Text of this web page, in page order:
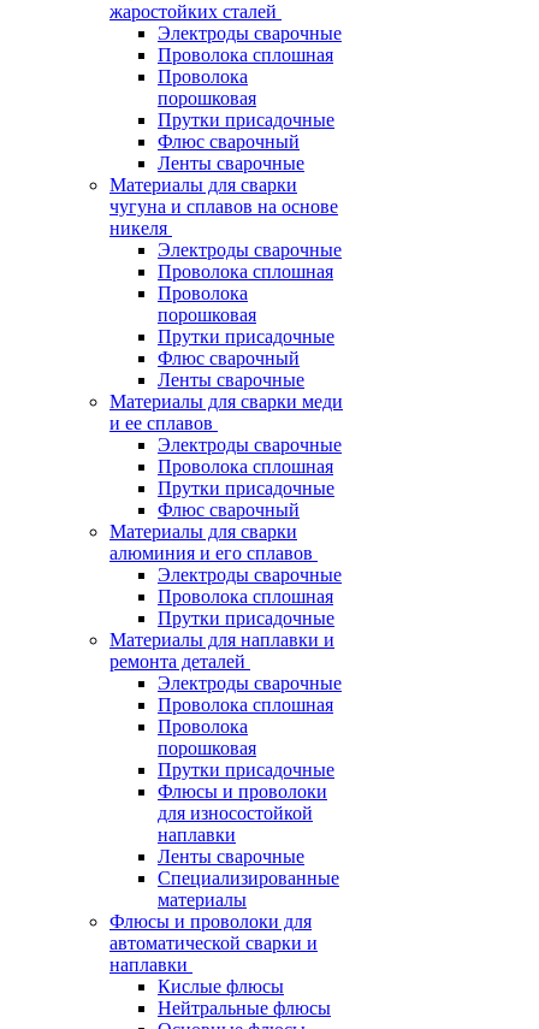
жаростойких сталей
Электроды сварочные
Проволока сплошная
Проволока
порошковая
Прутки присадочные
Флюс сварочный
Ленты сварочные
Материалы для сварки
чугуна и сплавов на основе
никеля
Электроды сварочные
Проволока сплошная
Проволока
порошковая
Прутки присадочные
Флюс сварочный
Ленты сварочные
Материалы для сварки меди
и ее сплавов
Электроды сварочные
Проволока сплошная
Прутки присадочные
Флюс сварочный
Материалы для сварки
алюминия и его сплавов
Электроды сварочные
Проволока сплошная
Прутки присадочные
Материалы для наплавки и
ремонта деталей
Электроды сварочные
Проволока сплошная
Проволока
порошковая
Прутки присадочные
Флюсы и проволоки
для износостойкой
наплавки
Ленты сварочные
Специализированные
материалы
Флюсы и проволоки для
автоматической сварки и
наплавки
Кислые флюсы
Нейтральные флюсы